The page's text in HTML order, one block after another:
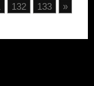
132 133
»